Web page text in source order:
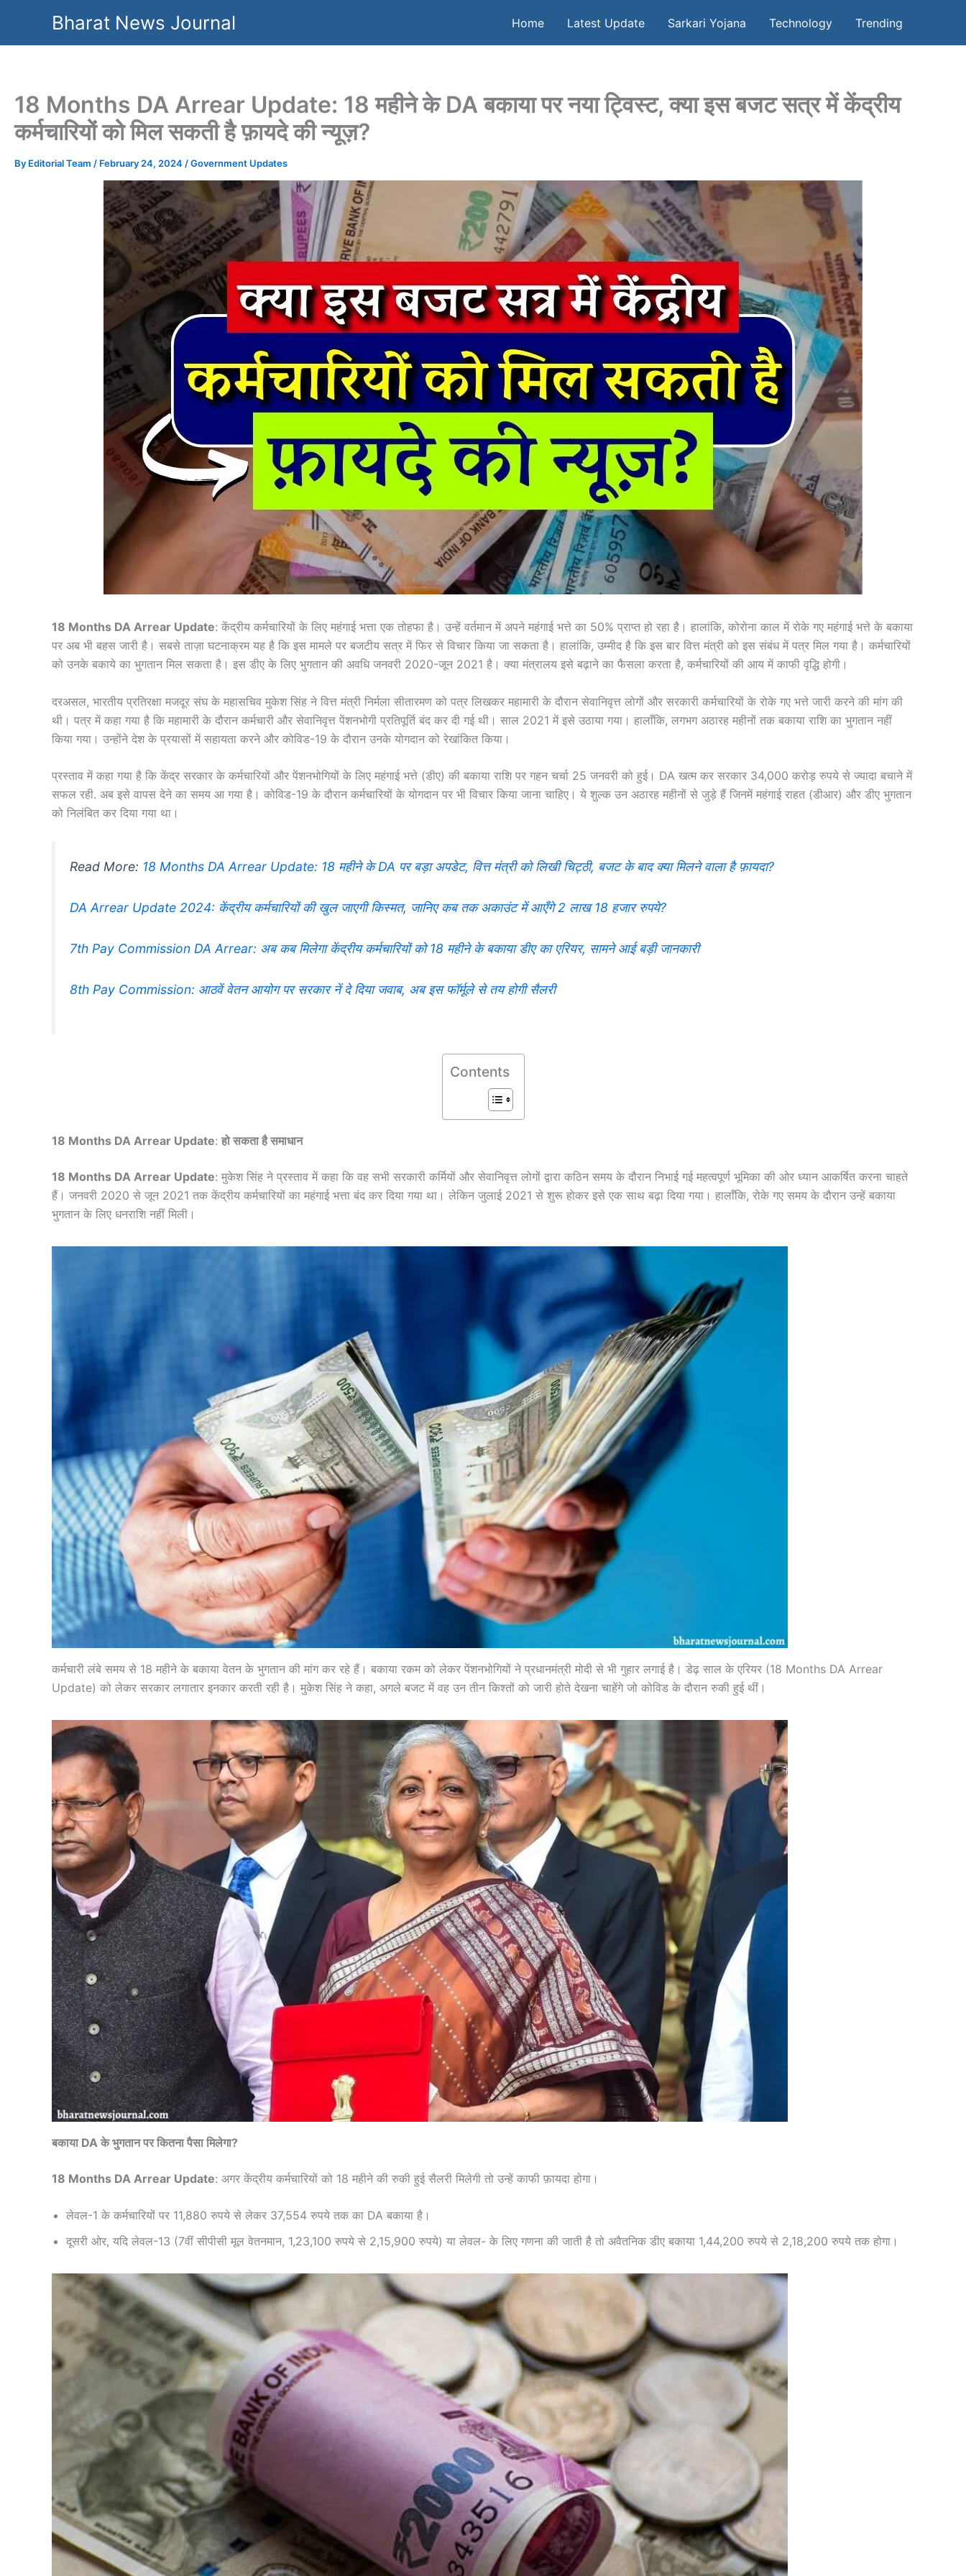
content
Bharat News Journal Home Latest Update Sarkari Yojana Technology Trending
18 Months DA Arrear Update: 18 महीने के DA बकाया पर नया ट्विस्ट, क्या इस बजट सत्र में केंद्रीय
कर्मचारियों को मिल सकती है फ़ायदे की न्यूज़?
By Editorial Team / February 24, 2024 /Government Updates
18 Months DA Arrear Update: केंद्रीय कर्मचारियों के लिए महंगाई भत्ता एक तोहफा है। उन्हें वर्तमान में अपने महंगाई भत्ते का 50% प्राप्त हो रहा है। हालांकि, कोरोना काल में रोके गए महंगाई भत्ते के बकाया
पर अब भी बहस जारी है। सबसे ताज़ा घटनाक्रम यह है कि इस मामले पर बजटीय सत्र में फिर से विचार किया जा सकता है। हालांकि, उम्मीद है कि इस बार वित्त मंत्री को इस संबंध में पत्र मिल गया है। कर्मचारियों
को उनके बकाये का भुगतान मिल सकता है। इस डीए के लिए भुगतान की अवधि जनवरी 2020-जून 2021 है। क्या मंत्रालय इसे बढ़ाने का फैसला करता है, कर्मचारियों की आय में काफी वृद्धि होगी।
दरअसल, भारतीय प्रतिरक्षा मजदूर संघ के महासचिव मुकेश सिंह ने वित्त मंत्री निर्मला सीतारमण को पत्र लिखकर महामारी के दौरान सेवानिवृत्त लोगों और सरकारी कर्मचारियों के रोके गए भत्ते जारी करने की मांग की
थी। पत्र में कहा गया है कि महामारी के दौरान कर्मचारी और सेवानिवृत्त पेंशनभोगी प्रतिपूर्ति बंद कर दी गई थी। साल 2021 में इसे उठाया गया। हालाँकि, लगभग अठारह महीनों तक बकाया राशि का भुगतान नहीं
किया गया। उन्होंने देश के प्रयासों में सहायता करने और कोविड-19 के दौरान उनके योगदान को रेखांकित किया।
प्रस्ताव में कहा गया है कि केंद्र सरकार के कर्मचारियों और पेंशनभोगियों के लिए महंगाई भत्ते (डीए) की बकाया राशि पर गहन चर्चा 25 जनवरी को हुई। DA खत्म कर सरकार 34,000 करोड़ रुपये से ज्यादा बचाने में
सफल रही. अब इसे वापस देने का समय आ गया है। कोविड-19 के दौरान कर्मचारियों के योगदान पर भी विचार किया जाना चाहिए। ये शुल्क उन अठारह महीनों से जुड़े हैं जिनमें महंगाई राहत (डीआर) और डीए भुगतान
को निलंबित कर दिया गया था।
Read More: 18 Months DA Arrear Update: 18 महीने के DA पर बड़ा अपडेट, वित्त मंत्री को लिखी चिट्ठी, बजट के बाद क्या मिलने वाला है फ़ायदा?
DA Arrear Update 2024: केंद्रीय कर्मचारियों की खुल जाएगी किस्मत, जानिए कब तक अकाउंट में आएँगे 2 लाख 18 हजार रुपये?
7th Pay Commission DA Arrear: अब कब मिलेगा केंद्रीय कर्मचारियों को 18 महीने के बकाया डीए का एर‍ियर, सामने आई बड़ी जानकारी
8th Pay Commission: आठवें वेतन आयोग पर सरकार नें दे दिया जवाब, अब इस फॉर्मूले से तय होगी सैलरी
Contents
18 Months DA Arrear Update: हो सकता है समाधान
18 Months DA Arrear Update: मुकेश सिंह ने प्रस्ताव में कहा कि वह सभी सरकारी कर्मियों और सेवानिवृत्त लोगों द्वारा कठिन समय के दौरान निभाई गई महत्वपूर्ण भूमिका की ओर ध्यान आकर्षित करना चाहते
हैं। जनवरी 2020 से जून 2021 तक केंद्रीय कर्मचारियों का महंगाई भत्ता बंद कर दिया गया था। लेकिन जुलाई 2021 से शुरू होकर इसे एक साथ बढ़ा दिया गया। हालाँकि, रोके गए समय के दौरान उन्हें बकाया
भुगतान के लिए धनराशि नहीं मिली।
कर्मचारी लंबे समय से 18 महीने के बकाया वेतन के भुगतान की मांग कर रहे हैं। बकाया रकम को लेकर पेंशनभोगियों ने प्रधानमंत्री मोदी से भी गुहार लगाई है। डेढ़ साल के एरियर (18 Months DA Arrear
Update) को लेकर सरकार लगातार इनकार करती रही है। मुकेश सिंह ने कहा, अगले बजट में वह उन तीन किश्तों को जारी होते देखना चाहेंगे जो कोविड के दौरान रुकी हुई थीं।
बकाया DA के भुगतान पर कितना पैसा मिलेगा?
18 Months DA Arrear Update: अगर केंद्रीय कर्मचारियों को 18 महीने की रुकी हुई सैलरी मिलेगी तो उन्हें काफी फ़ायदा होगा।
लेवल-1 के कर्मचारियों पर 11,880 रुपये से लेकर 37,554 रुपये तक का DA बकाया है।
दूसरी ओर, यदि लेवल-13 (7वीं सीपीसी मूल वेतनमान, 1,23,100 रुपये से 2,15,900 रुपये) या लेवल- के लिए गणना की जाती है तो अवैतनिक डीए बकाया 1,44,200 रुपये से 2,18,200 रुपये तक होगा।